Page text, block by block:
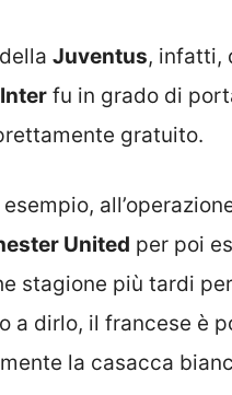
Juventus, infatti,
Inter fu in grado di
gratuito.
United per poi
stagione più tardi
a dirlo, il francese è
la casacca